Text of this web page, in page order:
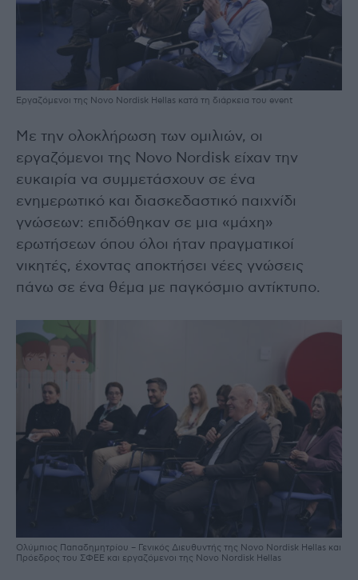
Εργαζόμενοι της Novo Nordisk Hellas κατά τη διάρκεια του event
Με την ολοκλήρωση των ομιλιών, οι
εργαζόμενοι της Novo Nordisk είχαν την
ευκαιρία να συμμετάσχουν σε ένα
ενημερωτικό και διασκεδαστικό παιχνίδι
γνώσεων: επιδόθηκαν σε μια «μάχη»
ερωτήσεων όπου όλοι ήταν πραγματικοί
νικητές, έχοντας αποκτήσει νέες γνώσεις
πάνω σε ένα θέμα με παγκόσμιο αντίκτυπο.
Ολύμπιος Παπαδημητρίου – Γενικός Διευθυντής της Novo Nordisk Hellas και
Πρόεδρος του ΣΦΕΕ και εργαζόμενοι της Novo Nordisk Hellas